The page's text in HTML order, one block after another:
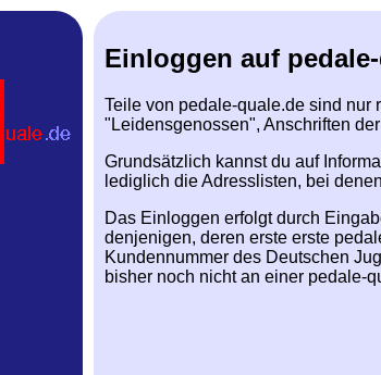
Einloggen auf
Teile von pedale-quale.de sind nur
"Leidensgenossen", Anschriften
Grundsätzlich kannst du auf
lediglich die Adresslisten, bei
Das Einloggen erfolgt durch
denjenigen, deren erste erste
Kundennummer des Deutschen
bisher noch nicht an einer pedale-